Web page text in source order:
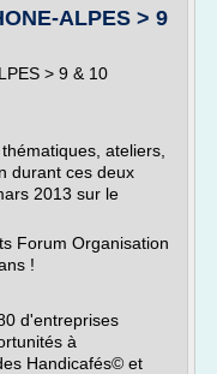
ALPES > 9
> 9 & 10
ateliers,
durant ces deux
2013 sur le
Forum Organisation
!
d'entreprises
à
Handicafés© et